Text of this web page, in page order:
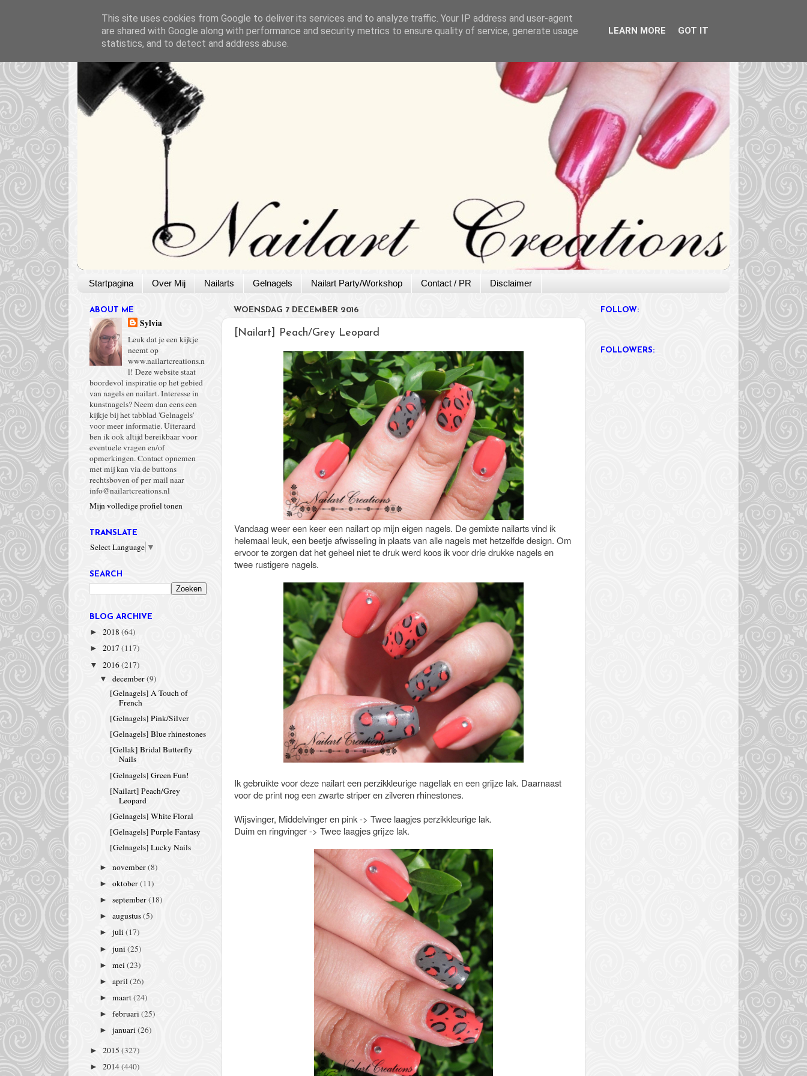
Startpagina Over Mij Nailarts Gelnagels Nailart Party/Workshop Contact / PR Disclaimer
WOENSDAG 7 DECEMBER 2016
[Nailart] Peach/Grey Leopard
Vandaag weer een keer een nailart op mijn eigen nagels. De gemixte nailarts vind ik
helemaal leuk, een beetje afwisseling in plaats van alle nagels met hetzelfde design. Om
ervoor te zorgen dat het geheel niet te druk werd koos ik voor drie drukke nagels en
twee rustigere nagels.
Ik gebruikte voor deze nailart een perzikkleurige nagellak en een grijze lak. Daarnaast
voor de print nog een zwarte striper en zilveren rhinestones.
Wijsvinger, Middelvinger en pink -> Twee laagjes perzikkleurige lak.
Duim en ringvinger -> Twee laagjes grijze lak.
ABOUT ME
Sylvia
Leuk dat je een kijkje
neemt op
www.nailartcreations.n
l! Deze website staat
boordevol inspiratie op het gebied
van nagels en nailart. Interesse in
kunstnagels? Neem dan eens een
kijkje bij het tabblad 'Gelnagels'
voor meer informatie. Uiteraard
ben ik ook altijd bereikbaar voor
eventuele vragen en/of
opmerkingen. Contact opnemen
met mij kan via de buttons
rechtsboven of per mail naar
info@nailartcreations.nl
Mijn volledige profiel tonen
TRANSLATE
Select Language ▼
SEARCH
BLOG ARCHIVE
► 2018 (64)
► 2017 (117)
▼ 2016(217)
▼december(9)
[Gelnagels] A Touch of
French
[Gelnagels] Pink/Silver
[Gelnagels] Blue rhinestones
[Gellak] Bridal Butterfly
Nails
[Gelnagels] Green Fun!
[Nailart] Peach/Grey
Leopard
[Gelnagels] White Floral
[Gelnagels] Purple Fantasy
[Gelnagels] Lucky Nails
►november(8)
►oktober(11)
►september(18)
►augustus(5)
►juli(17)
►juni(25)
►mei(23)
►april(26)
►maart(24)
►februari(25)
►januari(26)
► 2015 (327)
► 2014(440)
FOLLOW:
FOLLOWERS:
This site uses cookies from Google to deliver its services and to analyze traffic. Your IP address and user-agent
are shared with Google along with performance and security metrics to ensure quality of service, generate usage
statistics, and to detect and address abuse.
LEARN MORE GOT IT